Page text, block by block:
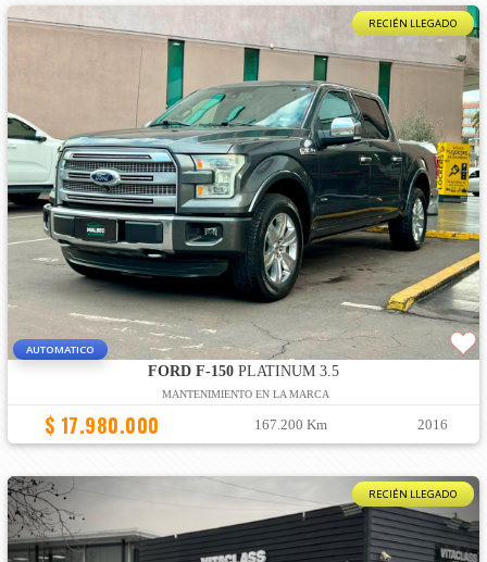
RECIÉN LLEGADO
AUTOMATICO
FORD F-150PLATINUM 3.5
MANTENIMIENTO EN LA MARCA
$ 17.980.000 167.200 Km 2016
RECIÉN LLEGADO